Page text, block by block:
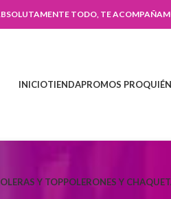
TODO, TE
INICIOTIENDAPROMOS PRO
Y TOPPOLERONES Y